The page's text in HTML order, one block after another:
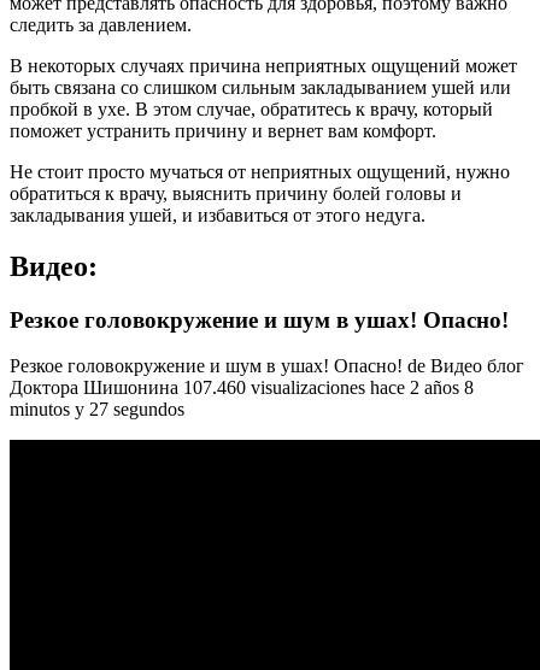
следить за давлением.
В некоторых случаях причина неприятных ощущений может
быть связана со слишком сильным закладыванием ушей или
пробкой в ухе. В этом случае, обратитесь к врачу, который
поможет устранить причину и вернет вам комфорт.
Не стоит просто мучаться от неприятных ощущений, нужно
обратиться к врачу, выяснить причину болей головы и
закладывания ушей, и избавиться от этого недуга.
Видео:
Резкое головокружение и шум в ушах! Опасно!
Резкое головокружение и шум в ушах! Опасно! de Видео блог
Доктора Шишонина 107.460 visualizaciones hace 2 años 8
minutos y 27 segundos